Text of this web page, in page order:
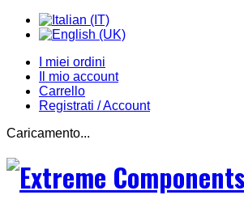
I miei ordini
Il mio account
Carrello
Registrati / Account
Caricamento...